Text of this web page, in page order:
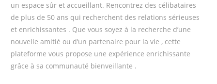
un espace sûr et accueillant. Rencontrez des célibataires
de plus de 50 ans qui recherchent des relations sérieuses
et enrichissantes . Que vous soyez à la recherche d’une
nouvelle amitié ou d’un partenaire pour la vie , cette
plateforme vous propose une expérience enrichissante
grâce à sa communauté bienveillante .